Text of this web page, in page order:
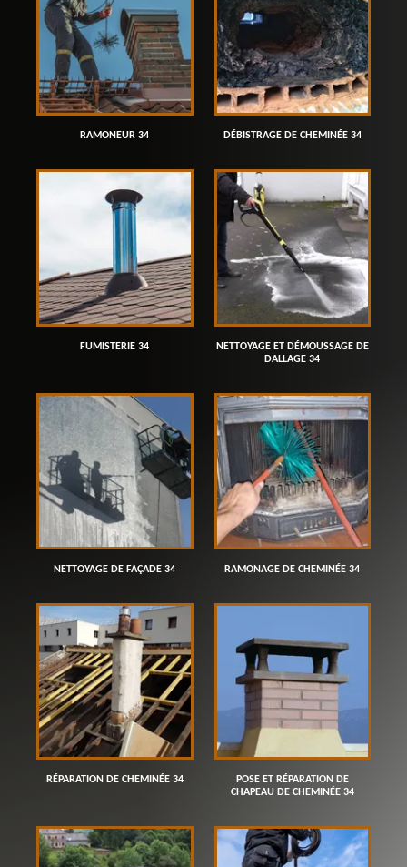
RAMONEUR 34 DÉBISTRAGE DE CHEMINÉE 34
FUMISTERIE 34
NETTOYAGE ET DÉMOUSSAGE DE
DALLAGE 34
NETTOYAGE DE FAÇADE 34 RAMONAGE DE CHEMINÉE 34
RÉPARATION DE CHEMINÉE 34
POSE ET RÉPARATION DE
CHAPEAU DE CHEMINÉE 34